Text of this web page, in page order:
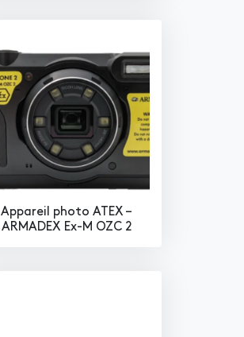
Appareil photo ATEX –
ARMADEX Ex-M OZC 2